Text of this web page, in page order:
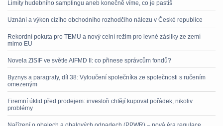
Limity hudebního samplingu aneb konečně víme, co je pastiš
Uznání a výkon cizího obchodního rozhodčího nálezu v České republice
Rekordní pokuta pro TEMU a nový celní režim pro levné zásilky ze zemí
mimo EU
Novela ZISIF ve světle AIFMD II: co přinese správcům fondů?
Byznys a paragrafy, díl 38: Vyloučení společníka ze společnosti s ručením
omezeným
Firemní úklid před prodejem: investoři chtějí kupovat pořádek, nikoliv
problémy